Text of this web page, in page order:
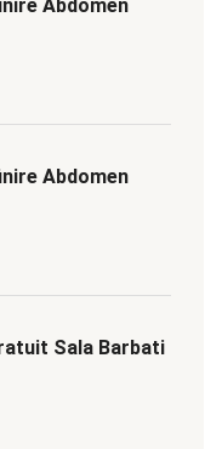
Abdomen
Abdomen
Sala Barbati